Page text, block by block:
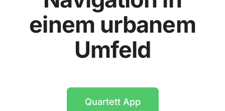
einem urbanem
Umfeld
Quartett App